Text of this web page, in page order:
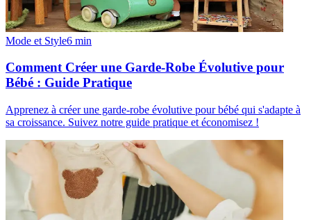
Mode et Style6 min
Comment Créer une Garde-Robe Évolutive pour
Bébé : Guide Pratique
Apprenez à créer une garde-robe évolutive pour bébé qui s'adapte à
sa croissance. Suivez notre guide pratique et économisez !